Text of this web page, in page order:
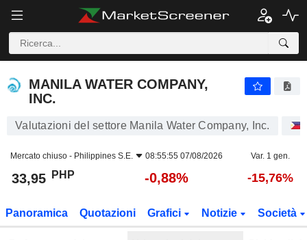
MANILA WATER COMPANY,
INC.
Valutazioni del settore Manila Water Company, Inc.
Mercato chiuso - Philippines S.E. 08:55:55 07/08/2026 Var. 1 gen.
33,95 PHP -0,88% -15,76%
Panoramica Quotazioni Grafici Notizie Società